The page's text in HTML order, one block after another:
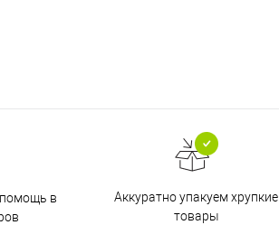
в
Аккуратно упакуем хрупкие
товары